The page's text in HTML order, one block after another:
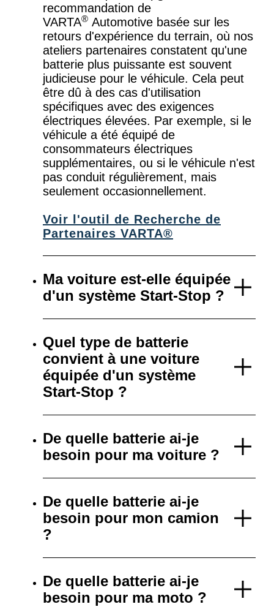
recommandation de
VARTA® Automotive basée sur les
retours d'expérience du terrain, où nos
ateliers partenaires constatent qu'une
batterie plus puissante est souvent
judicieuse pour le véhicule. Cela peut
être dû à des cas d'utilisation
spécifiques avec des exigences
électriques élevées. Par exemple, si le
véhicule a été équipé de
consommateurs électriques
supplémentaires, ou si le véhicule n'est
pas conduit régulièrement, mais
seulement occasionnellement.
Voir l'outil de Recherche de
Partenaires VARTA®
Ma voiture est-elle équipée
d'un système Start-Stop ?
Quel type de batterie
convient à une voiture
équipée d'un système
Start-Stop ?
De quelle batterie ai-je
besoin pour ma voiture ?
De quelle batterie ai-je
besoin pour mon camion
?
De quelle batterie ai-je
besoin pour ma moto ?